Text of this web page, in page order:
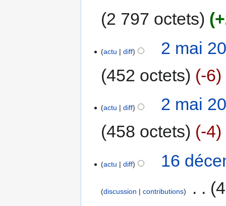
2 797 octets
actu diff
2 mai
452 octets
-6
actu diff
2 mai
458 octets
-4
actu diff 16
discussion contributions